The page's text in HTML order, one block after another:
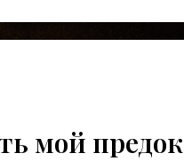
мой предок